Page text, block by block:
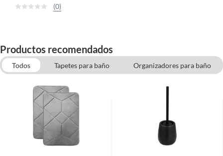
(0)
Productos recomendados
Todos Tapetes para baño
Organizadores para baño
Tapetes para entrada de casa